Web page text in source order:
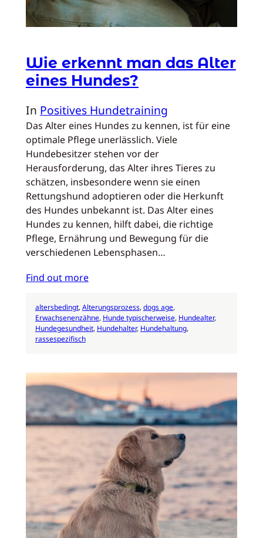
Wie erkennt man das Alter
eines Hundes?
In Positives Hundetraining
Das Alter eines Hundes zu kennen, ist für eine
optimale Pflege unerlässlich. Viele
Hundebesitzer stehen vor der
Herausforderung, das Alter ihres Tieres zu
schätzen, insbesondere wenn sie einen
Rettungshund adoptieren oder die Herkunft
des Hundes unbekannt ist. Das Alter eines
Hundes zu kennen, hilft dabei, die richtige
Pflege, Ernährung und Bewegung für die
verschiedenen Lebensphasen…
Find out more
altersbedingt, Alterungsprozess, dogs age
Erwachsenenzähne, Hunde typischerweise, Hundealter
Hundegesundheit, Hundehalter, Hundehaltung
rassespezifisch